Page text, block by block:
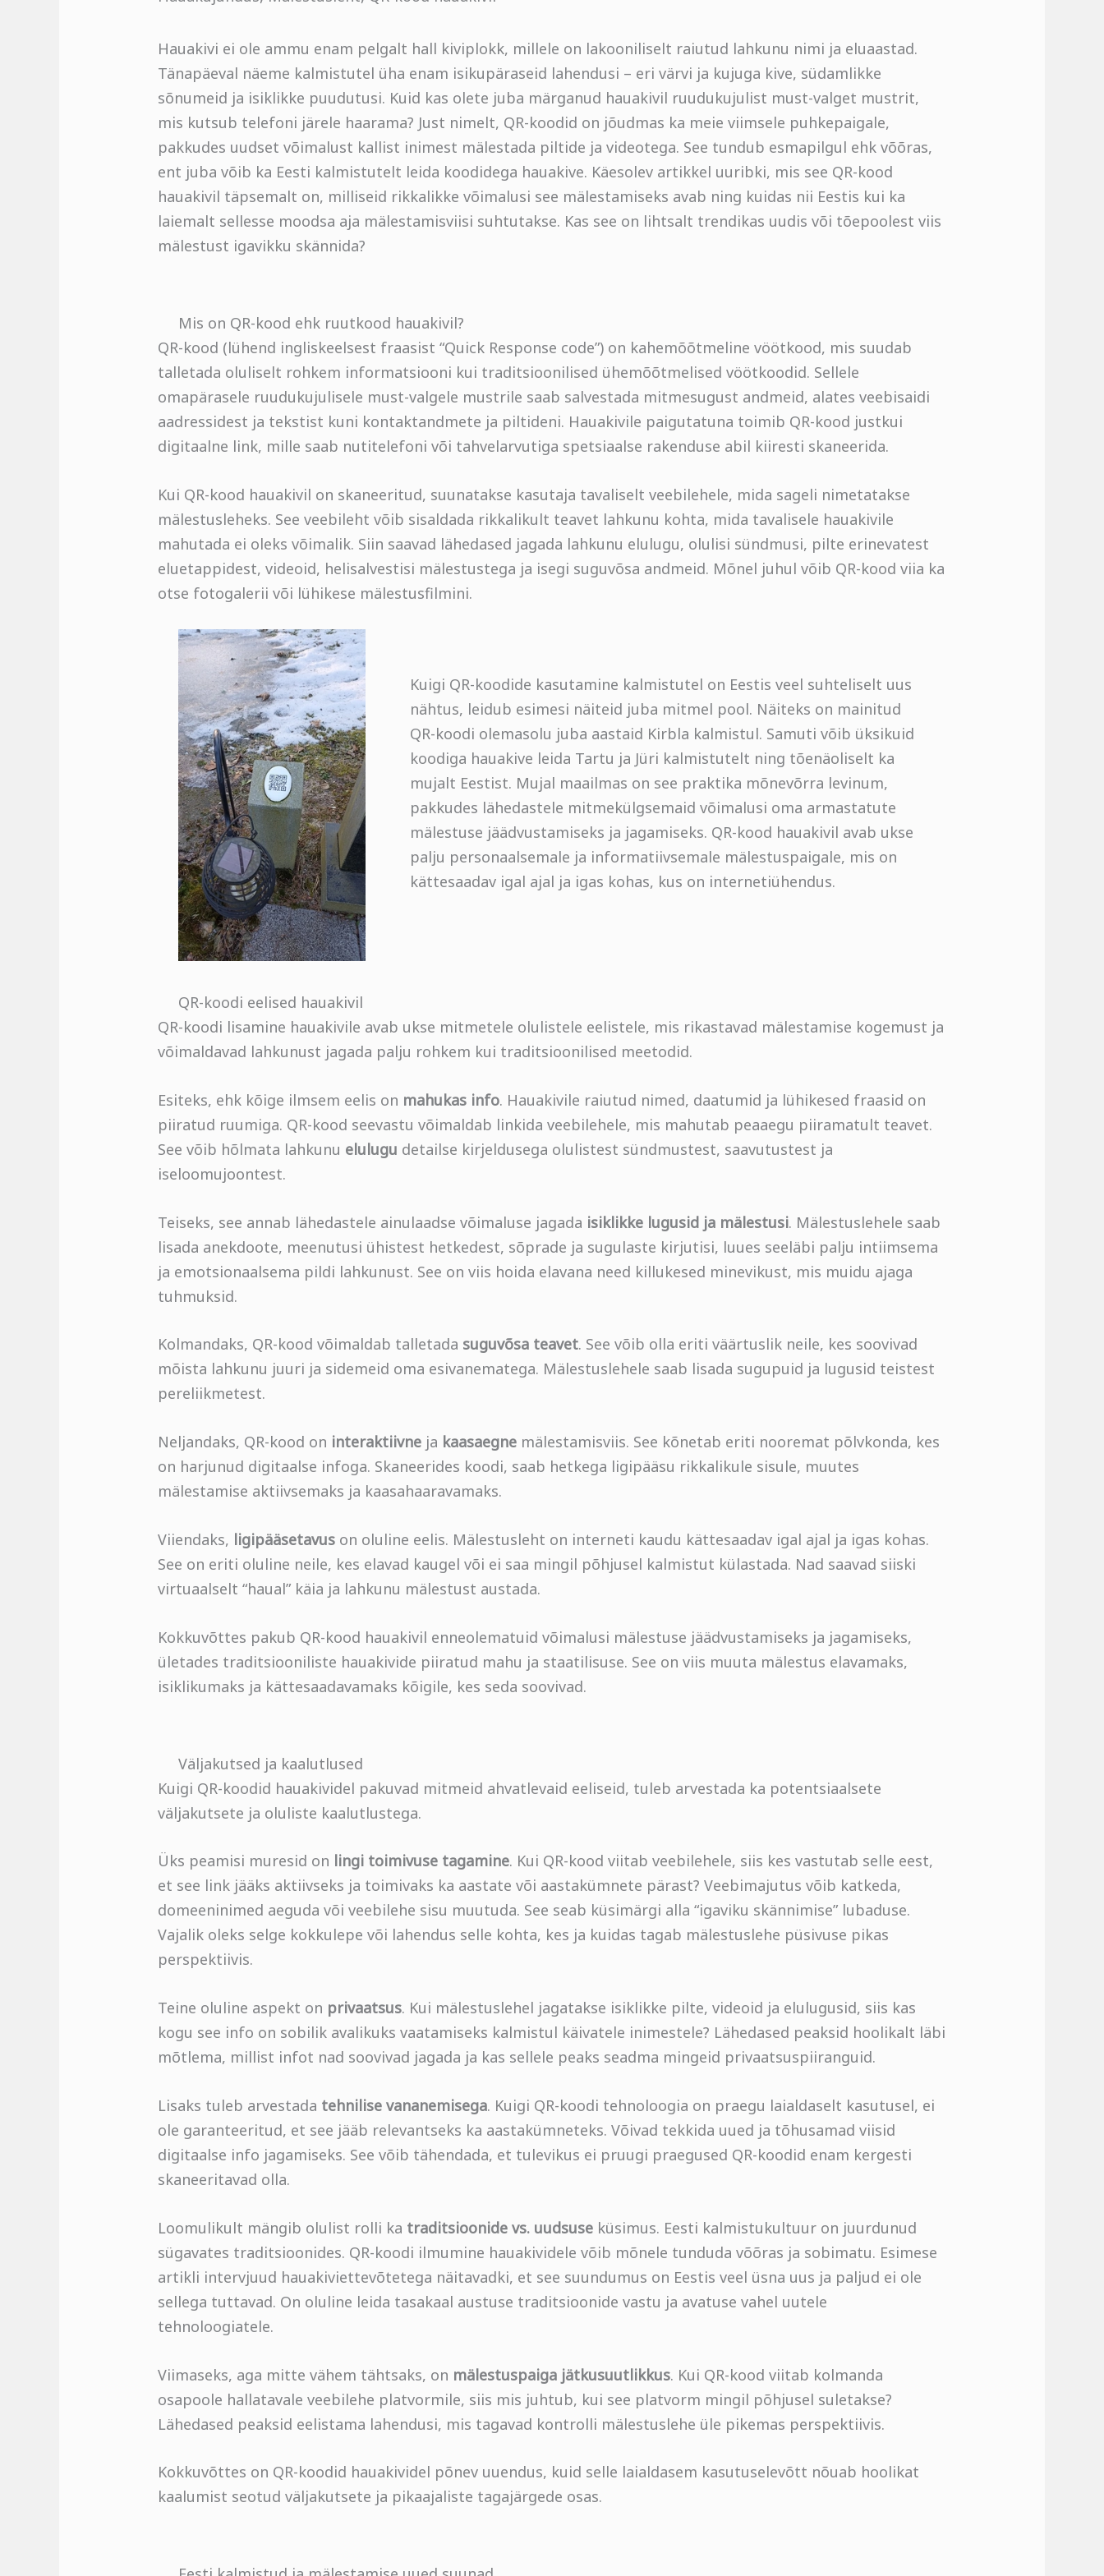
Hauakivi ei ole ammu enam pelgalt hall kiviplokk, millele on lakooniliselt raiutud lahkunu nimi ja eluaastad.
Tänapäeval näeme kalmistutel üha enam isikupäraseid lahendusi – eri värvi ja kujuga kive, südamlikke
sõnumeid ja isiklikke puudutusi. Kuid kas olete juba märganud hauakivil ruudukujulist must-valget mustrit,
mis kutsub telefoni järele haarama? Just nimelt, QR-koodid on jõudmas ka meie viimsele puhkepaigale,
pakkudes uudset võimalust kallist inimest mälestada piltide ja videotega. See tundub esmapilgul ehk võõras,
ent juba võib ka Eesti kalmistutelt leida koodidega hauakive. Käesolev artikkel uuribki, mis see QR-kood
hauakivil täpsemalt on, milliseid rikkalikke võimalusi see mälestamiseks avab ning kuidas nii Eestis kui ka
laiemalt sellesse moodsa aja mälestamisviisi suhtutakse. Kas see on lihtsalt trendikas uudis või tõepoolest viis
mälestust igavikku skännida?
Mis on QR-kood ehk ruutkood hauakivil?
QR-kood (lühend ingliskeelsest fraasist “Quick Response code”) on kahemõõtmeline vöötkood, mis suudab
talletada oluliselt rohkem informatsiooni kui traditsioonilised ühemõõtmelised vöötkoodid. Sellele
omapärasele ruudukujulisele must-valgele mustrile saab salvestada mitmesugust andmeid, alates veebisaidi
aadressidest ja tekstist kuni kontaktandmete ja piltideni. Hauakivile paigutatuna toimib QR-kood justkui
digitaalne link, mille saab nutitelefoni või tahvelarvutiga spetsiaalse rakenduse abil kiiresti skaneerida.
Kui QR-kood hauakivil on skaneeritud, suunatakse kasutaja tavaliselt veebilehele, mida sageli nimetatakse
mälestusleheks. See veebileht võib sisaldada rikkalikult teavet lahkunu kohta, mida tavalisele hauakivile
mahutada ei oleks võimalik. Siin saavad lähedased jagada lahkunu elulugu, olulisi sündmusi, pilte erinevatest
eluetappidest, videoid, helisalvestisi mälestustega ja isegi suguvõsa andmeid. Mõnel juhul võib QR-kood viia ka
otse fotogalerii või lühikese mälestusfilmini.
Kuigi QR-koodide kasutamine kalmistutel on Eestis veel suhteliselt uus
nähtus, leidub esimesi näiteid juba mitmel pool. Näiteks on mainitud
QR-koodi olemasolu juba aastaid Kirbla kalmistul. Samuti võib üksikuid
koodiga hauakive leida Tartu ja Jüri kalmistutelt ning tõenäoliselt ka
mujalt Eestist. Mujal maailmas on see praktika mõnevõrra levinum,
pakkudes lähedastele mitmekülgsemaid võimalusi oma armastatute
mälestuse jäädvustamiseks ja jagamiseks. QR-kood hauakivil avab ukse
palju personaalsemale ja informatiivsemale mälestuspaigale, mis on
kättesaadav igal ajal ja igas kohas, kus on internetiühendus.
QR-koodi eelised hauakivil
QR-koodi lisamine hauakivile avab ukse mitmetele olulistele eelistele, mis rikastavad mälestamise kogemust ja
võimaldavad lahkunust jagada palju rohkem kui traditsioonilised meetodid.
Esiteks, ehk kõige ilmsem eelis on mahukas info. Hauakivile raiutud nimed, daatumid ja lühikesed fraasid on
piiratud ruumiga. QR-kood seevastu võimaldab linkida veebilehele, mis mahutab peaaegu piiramatult teavet.
See võib hõlmata lahkunu elulugu detailse kirjeldusega olulistest sündmustest, saavutustest ja
iseloomujoontest.
Teiseks, see annab lähedastele ainulaadse võimaluse jagada isiklikke lugusid ja mälestusi. Mälestuslehele saab
lisada anekdoote, meenutusi ühistest hetkedest, sõprade ja sugulaste kirjutisi, luues seeläbi palju intiimsema
ja emotsionaalsema pildi lahkunust. See on viis hoida elavana need killukesed minevikust, mis muidu ajaga
tuhmuksid.
Kolmandaks, QR-kood võimaldab talletada suguvõsa teavet. See võib olla eriti väärtuslik neile, kes soovivad
mõista lahkunu juuri ja sidemeid oma esivanematega. Mälestuslehele saab lisada sugupuid ja lugusid teistest
pereliikmetest.
Neljandaks, QR-kood on interaktiivne ja kaasaegne mälestamisviis. See kõnetab eriti nooremat põlvkonda, kes
on harjunud digitaalse infoga. Skaneerides koodi, saab hetkega ligipääsu rikkalikule sisule, muutes
mälestamise aktiivsemaks ja kaasahaaravamaks.
Viiendaks, ligipääsetavus on oluline eelis. Mälestusleht on interneti kaudu kättesaadav igal ajal ja igas kohas.
See on eriti oluline neile, kes elavad kaugel või ei saa mingil põhjusel kalmistut külastada. Nad saavad siiski
virtuaalselt “haual” käia ja lahkunu mälestust austada.
Kokkuvõttes pakub QR-kood hauakivil enneolematuid võimalusi mälestuse jäädvustamiseks ja jagamiseks,
ületades traditsiooniliste hauakivide piiratud mahu ja staatilisuse. See on viis muuta mälestus elavamaks,
isiklikumaks ja kättesaadavamaks kõigile, kes seda soovivad.
Väljakutsed ja kaalutlused
Kuigi QR-koodid hauakividel pakuvad mitmeid ahvatlevaid eeliseid, tuleb arvestada ka potentsiaalsete
väljakutsete ja oluliste kaalutlustega.
Üks peamisi muresid on lingi toimivuse tagamine. Kui QR-kood viitab veebilehele, siis kes vastutab selle eest,
et see link jääks aktiivseks ja toimivaks ka aastate või aastakümnete pärast? Veebimajutus võib katkeda,
domeeninimed aeguda või veebilehe sisu muutuda. See seab küsimärgi alla “igaviku skännimise” lubaduse.
Vajalik oleks selge kokkulepe või lahendus selle kohta, kes ja kuidas tagab mälestuslehe püsivuse pikas
perspektiivis.
Teine oluline aspekt on privaatsus. Kui mälestuslehel jagatakse isiklikke pilte, videoid ja elulugusid, siis kas
kogu see info on sobilik avalikuks vaatamiseks kalmistul käivatele inimestele? Lähedased peaksid hoolikalt läbi
mõtlema, millist infot nad soovivad jagada ja kas sellele peaks seadma mingeid privaatsuspiiranguid.
Lisaks tuleb arvestada tehnilise vananemisega. Kuigi QR-koodi tehnoloogia on praegu laialdaselt kasutusel, ei
ole garanteeritud, et see jääb relevantseks ka aastakümneteks. Võivad tekkida uued ja tõhusamad viisid
digitaalse info jagamiseks. See võib tähendada, et tulevikus ei pruugi praegused QR-koodid enam kergesti
skaneeritavad olla.
Loomulikult mängib olulist rolli ka traditsioonide vs. uudsuse küsimus. Eesti kalmistukultuur on juurdunud
sügavates traditsioonides. QR-koodi ilmumine hauakividele võib mõnele tunduda võõras ja sobimatu. Esimese
artikli intervjuud hauakiviettevõtetega näitavadki, et see suundumus on Eestis veel üsna uus ja paljud ei ole
sellega tuttavad. On oluline leida tasakaal austuse traditsioonide vastu ja avatuse vahel uutele
tehnoloogiatele.
Viimaseks, aga mitte vähem tähtsaks, on mälestuspaiga jätkusuutlikkus. Kui QR-kood viitab kolmanda
osapoole hallatavale veebilehe platvormile, siis mis juhtub, kui see platvorm mingil põhjusel suletakse?
Lähedased peaksid eelistama lahendusi, mis tagavad kontrolli mälestuslehe üle pikemas perspektiivis.
Kokkuvõttes on QR-koodid hauakividel põnev uuendus, kuid selle laialdasem kasutuselevõtt nõuab hoolikat
kaalumist seotud väljakutsete ja pikaajaliste tagajärgede osas.